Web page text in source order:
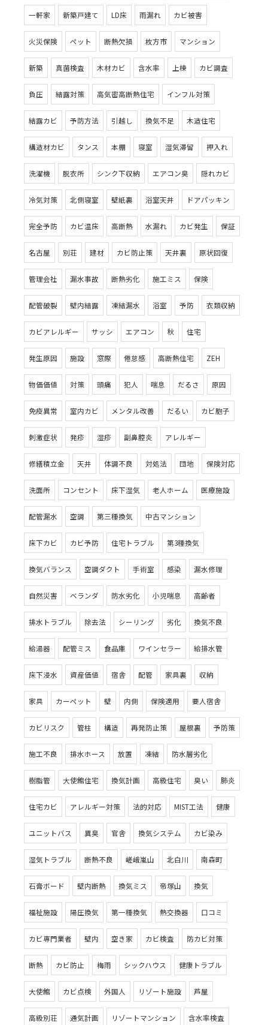
一軒家 新築戸建て LD床 雨漏れ カビ被害
火災保険 ペット 断熱欠損 枚方市 マンション
新築 真菌検査 木材カビ 含水率 上棟 カビ調査
負圧 結露対策 高気密高断熱住宅 インフル対策
結露カビ 予防方法 引越し 換気不足 木造住宅
構造材カビ タンス 本棚 寝室 湿気滞留 押入れ
洗濯機 脱衣所 シンク下収納 エアコン臭 隠れカビ
冷気対策 北側寝室 壁紙裏 浴室天井 ドアパッキン
完全予防 カビ温床 高断熱 水漏れ カビ発生 保証
名古屋 別荘 建材 カビ防止策 天井裏 原状回復
管理会社 漏水事故 断熱劣化 施工ミス 保険
配管破裂 壁内結露 凍結漏水 浴室 予防 衣類収納
カビアレルギー サッシ エアコン 秋 住宅
発生原因 施設 窓際 倦怠感 高断熱住宅 ZEH
物価価値 対策 頭痛 犯人 喘息 だるさ 原因
免疫異常 室内カビ メンタル改善 だるい カビ胞子
刺激症状 発疹 湿疹 副鼻腔炎 アレルギー
修繕積立金 天井 体調不良 対処法 団地 保険対応
洗面所 コンセント 床下湿気 老人ホーム 医療施設
配管漏水 空調 第三種換気 中古マンション
床下カビ カビ予防 住宅トラブル 第3種換気
換気バランス 空調ダクト 手術室 感染 漏水修理
自然災害 ベランダ 防水劣化 小児喘息 高齢者
排水トラブル 除去法 シーリング 劣化 換気不良
給湯器 配管ミス 食品庫 ワインセラー 給排水管
床下浸水 資産価値 宿舎 配管 家具裏 収納
家具 カーペット 壁 内側 保険適用 要人宿舎
カビリスク 管柱 構造 再発防止策 屋根裏 予防策
施工不良 排水ホース 放置 凍結 防水層劣化
樹脂管 大使館住宅 換気計画 高級住宅 臭い 肺炎
住宅カビ アレルギー対策 法的対応 MIST工法 健康
ユニットバス 異臭 官舎 換気システム カビ染み
湿気トラブル 断熱不良 嵯峨嵐山 北白川 南森町
石膏ボード 壁内断熱 換気ミス 帝塚山 換気
福祉施設 陽圧換気 第一種換気 熱交換器 口コミ
カビ専門業者 壁内 空き家 カビ検査 防カビ対策
断熱 カビ防止 梅雨 シックハウス 健康トラブル
大使館 カビ点検 外国人 リゾート施設 芦屋
高級別荘 通気計画 リゾートマンション 含水率検査